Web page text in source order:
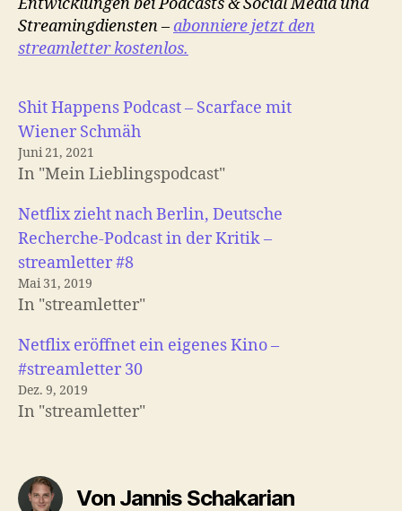
Streamingdiensten –abonniere jetzt den
streamletter kostenlos.
Shit Happens Podcast – Scarface mit
Wiener Schmäh
Juni 21, 2021
In "Mein Lieblingspodcast"
Netflix zieht nach Berlin, Deutsche
Recherche-Podcast in der Kritik –
streamletter #8
Mai 31, 2019
In "streamletter"
Netflix eröffnet ein eigenes Kino –
#streamletter 30
Dez. 9, 2019
In "streamletter"
Von Jannis Schakarian